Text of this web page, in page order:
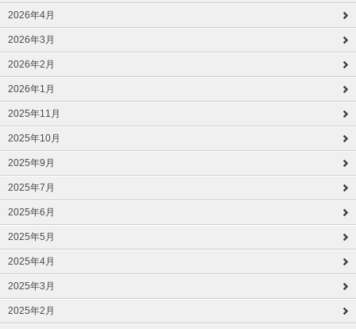
2026年4月
2026年3月
2026年2月
2026年1月
2025年11月
2025年10月
2025年9月
2025年7月
2025年6月
2025年5月
2025年4月
2025年3月
2025年2月